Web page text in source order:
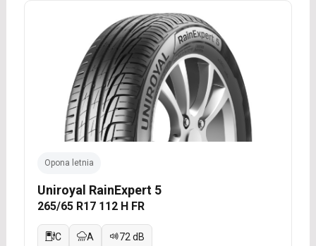
Opona letnia
Uniroyal RainExpert 5
265/65 R17 112 H FR
C A 72 dB